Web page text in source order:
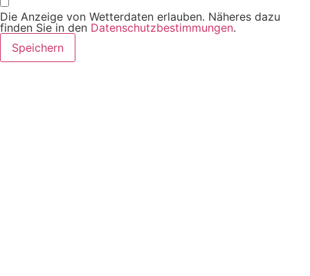
Die Anzeige von Wetterdaten erlauben. Näheres dazu
finden Sie in den Datenschutzbestimmungen.
Speichern